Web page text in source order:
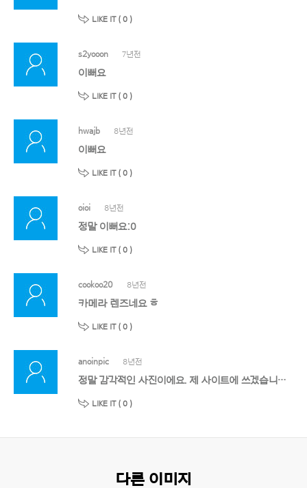
LIKE IT ( 0 )
s2yooon 7년전
이뻐요
LIKE IT ( 0 )
hwajb 8년전
이뻐요
LIKE IT ( 0 )
oioi 8년전
정말 이뻐요:0
LIKE IT ( 0 )
cookoo20 8년전
카메라 렌즈네요 ㅎ
LIKE IT ( 0 )
anoinpic 8년전
정말 감각적인 사진이에요. 제 사이트에 쓰겠습니다. 고맙습니다!!
LIKE IT ( 0 )
다른 이미지